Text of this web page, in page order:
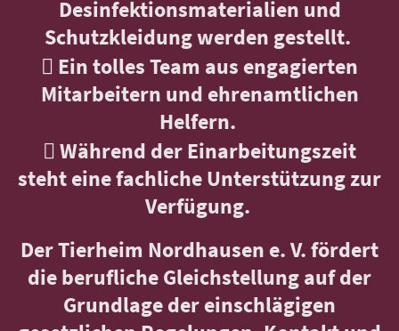
Desinfektionsmaterialien und
Schutzkleidung werden gestellt.
 Ein tolles Team aus engagierten
Mitarbeitern und ehrenamtlichen
Helfern.
 Während der Einarbeitungszeit
steht eine fachliche Unterstützung zur
Verfügung.
Der Tierheim Nordhausen e. V. fördert
die berufliche Gleichstellung auf der
Grundlage der einschlägigen